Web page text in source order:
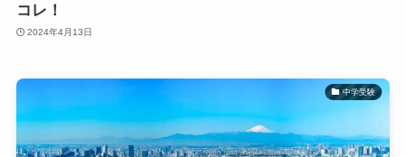
コレ！
2024年4月13日
中学受験